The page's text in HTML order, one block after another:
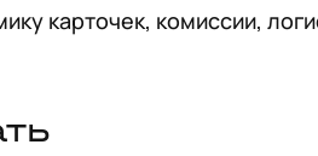
карточек, комиссии,